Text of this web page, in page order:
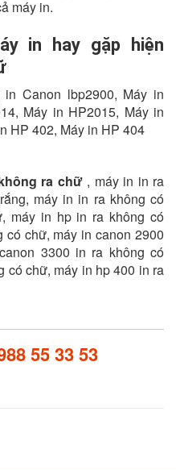
máy in.
in hay gặp hiện
Canon lbp2900, Máy in
Máy in HP2015, Máy in
HP 402, Máy in HP 404
ra chữ, máy in in ra
máy in in ra không có
máy in hp in ra không có
chữ, máy in canon 2900
3300 in ra không có
có chữ, máy in hp 400 in ra
55 33 53